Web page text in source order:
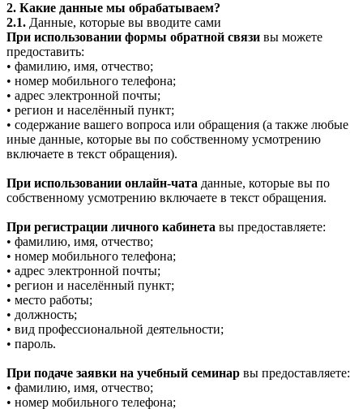
2. Какие данные мы обрабатываем?
2.1. Данные, которые вы вводите сами
При использовании формы обратной связи вы можете
предоставить:
• фамилию, имя, отчество;
• номер мобильного телефона;
• адрес электронной почты;
• регион и населённый пункт;
• содержание вашего вопроса или обращения (а также любые
иные данные, которые вы по собственному усмотрению
включаете в текст обращения).
При использовании онлайн-чата данные, которые вы по
собственному усмотрению включаете в текст обращения.
При регистрации личного кабинета вы предоставляете:
• фамилию, имя, отчество;
• номер мобильного телефона;
• адрес электронной почты;
• регион и населённый пункт;
• место работы;
• должность;
• вид профессиональной деятельности;
• пароль.
При подаче заявки на учебный семинар вы предоставляете:
• фамилию, имя, отчество;
• номер мобильного телефона;